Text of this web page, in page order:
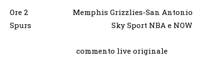
Ore 2 Memphis Grizzlies-San Antonio
Spurs Sky Sport NBA e NOW
commento live originale